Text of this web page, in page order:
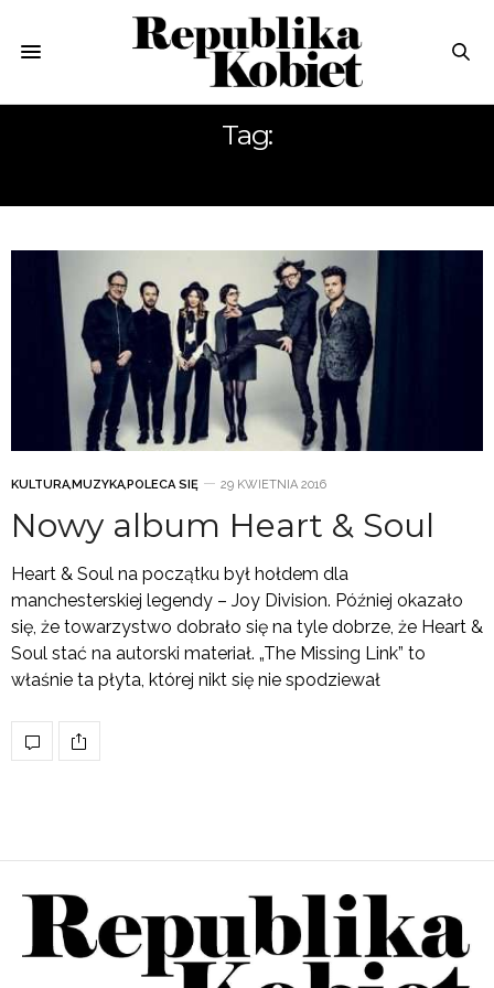
Tag:
KULTURA,MUZYKA,POLECA SIĘ 29 KWIETNIA 2016
Nowy album Heart & Soul
Heart & Soul na początku był hołdem dla
manchesterskiej legendy – Joy Division. Później okazało
się, że towarzystwo dobrało się na tyle dobrze, że Heart &
Soul stać na autorski materiał. „The Missing Link” to
właśnie ta płyta, której nikt się nie spodziewał